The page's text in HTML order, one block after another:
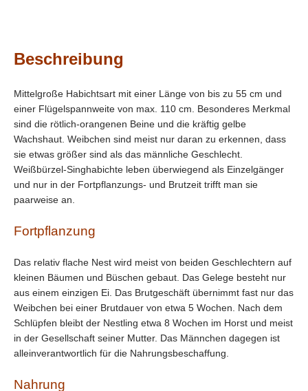
Beschreibung
Mittelgroße Habichtsart mit einer Länge von bis zu 55 cm und
einer Flügelspannweite von max. 110 cm. Besonderes Merkmal
sind die rötlich-orangenen Beine und die kräftig gelbe
Wachshaut. Weibchen sind meist nur daran zu erkennen, dass
sie etwas größer sind als das männliche Geschlecht.
Weißbürzel-Singhabichte leben überwiegend als Einzelgänger
und nur in der Fortpflanzungs- und Brutzeit trifft man sie
paarweise an.
Fortpflanzung
Das relativ flache Nest wird meist von beiden Geschlechtern auf
kleinen Bäumen und Büschen gebaut. Das Gelege besteht nur
aus einem einzigen Ei. Das Brutgeschäft übernimmt fast nur das
Weibchen bei einer Brutdauer von etwa 5 Wochen. Nach dem
Schlüpfen bleibt der Nestling etwa 8 Wochen im Horst und meist
in der Gesellschaft seiner Mutter. Das Männchen dagegen ist
alleinverantwortlich für die Nahrungsbeschaffung.
Nahrung